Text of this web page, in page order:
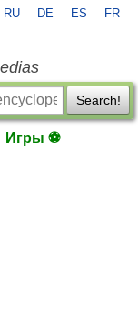
RU DE ES FR
Search!
Игры ⚽